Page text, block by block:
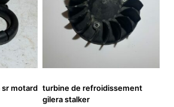
motard turbine de refroidissement
gilera stalker